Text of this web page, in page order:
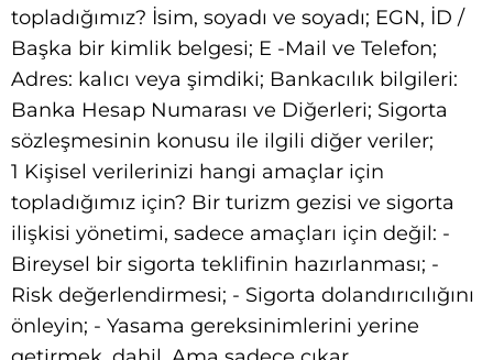
topladığımız? İsim, soyadı ve soyadı; EGN, İD /
Başka bir kimlik belgesi; E -Mail ve Telefon;
Adres: kalıcı veya şimdiki; Bankacılık bilgileri:
Banka Hesap Numarası ve Diğerleri; Sigorta
sözleşmesinin konusu ile ilgili diğer veriler;
1 Kişisel verilerinizi hangi amaçlar için
topladığımız için? Bir turizm gezisi ve sigorta
ilişkisi yönetimi, sadece amaçları için değil: -
Bireysel bir sigorta teklifinin hazırlanması; -
Risk değerlendirmesi; - Sigorta dolandırıcılığını
önleyin; - Yasama gereksinimlerini yerine